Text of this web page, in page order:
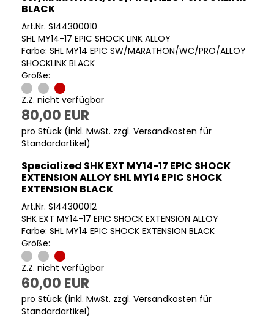
BLACK
Art.Nr. S144300010
SHL MY14-17 EPIC SHOCK LINK ALLOY
Farbe: SHL MY14 EPIC SW/MARATHON/WC/PRO/ALLOY
SHOCKLINK BLACK
Größe:
Z.Z. nicht verfügbar
80,00 EUR
pro Stück (inkl. MwSt. zzgl. Versandkosten für
Standardartikel)
Specialized SHK EXT MY14-17 EPIC SHOCK
EXTENSION ALLOY SHL MY14 EPIC SHOCK
EXTENSION BLACK
Art.Nr. S144300012
SHK EXT MY14-17 EPIC SHOCK EXTENSION ALLOY
Farbe: SHL MY14 EPIC SHOCK EXTENSION BLACK
Größe:
Z.Z. nicht verfügbar
60,00 EUR
pro Stück (inkl. MwSt. zzgl. Versandkosten für
Standardartikel)